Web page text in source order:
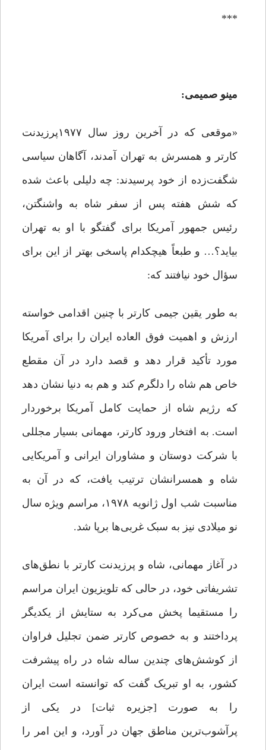
***
مینو صمیمی:
«موقعی که در آخرین روز سال ۱۹۷۷پرزیدنت
کارتر و همسرش به تهران آمدند، آگاهان سیاسی
شگفت‌زده از خود پرسیدند: چه دلیلی باعث شده
که شش هفته پس از سفر شاه به واشنگتن،
رئیس جمهور آمریکا برای گفتگو با او به تهران
بیاید؟… و طبعاً هیچکدام پاسخی بهتر از این برای
سؤال خود نیافتند که:
به طور یقین جیمی کارتر با چنین اقدامی خواسته
ارزش و اهمیت فوق العاده ایران را برای آمریکا
مورد تأکید قرار دهد و قصد دارد در آن مقطع
خاص هم شاه را دلگرم کند و هم به دنیا نشان دهد
که رژیم شاه از حمایت کامل آمریکا برخوردار
است. به افتخار ورود کارتر، مهمانی بسیار مجللی
با شرکت دوستان و مشاوران ایرانی و آمریکایی
شاه و همسرانشان ترتیب یافت، که در آن به
مناسبت شب اول ژانویه ۱۹۷۸، مراسم ویژه سال
نو میلادی نیز به سبک غربی‌ها برپا شد.
در آغاز مهمانی، شاه و پرزیدنت کارتر با نطق‌های
تشریفاتی خود، در حالی که تلویزیون ایران مراسم
را مستقیما پخش می‌کرد به ستایش از یکدیگر
پرداختند و به خصوص کارتر ضمن تجلیل فراوان
از کوشش‌های چندین ساله شاه در راه پیشرفت
کشور، به او تبریک گفت که توانسته است ایران
را به صورت [جزیره ثبات] در یکی از
پرآشوب‌ترین مناطق جهان در آورد، و این امر را